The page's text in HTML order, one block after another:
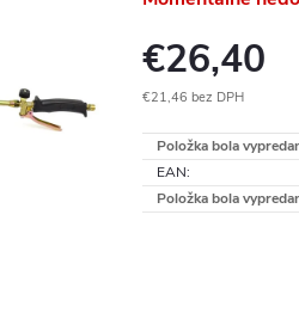
€26,40
€21,46 bez DPH
cena:
Položka bola
EAN:
Položka bola